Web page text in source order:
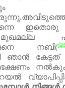
.
തന്നെ
നബി(
ഞാൻ
ഭക്ഷണം